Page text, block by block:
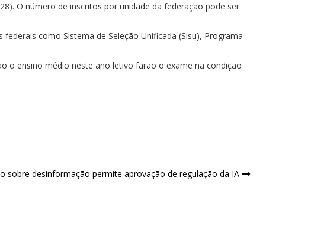
O número de inscritos por unidade da federação pode ser
como Sistema de Seleção Unificada (Sisu), Programa
o ensino médio neste ano letivo farão o exame na condição
sobre desinformação permite aprovação de regulação da IA